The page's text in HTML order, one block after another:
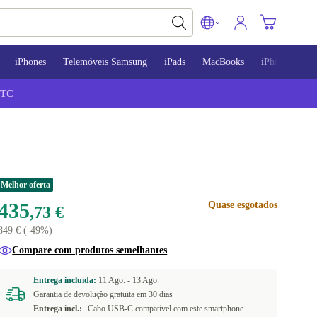
iPhones Telemóveis Samsung iPads MacBooks iPhone 13
TC
Melhor oferta
,73 €
€(-49%)
Quase esgotados
Compare com produtos semelhantes
Entrega incluída: 11 Ago. - 13 Ago.
Garantia de devolução gratuita em 30 dias
Entrega incl.:
Cabo USB-C compatível com este smartphone